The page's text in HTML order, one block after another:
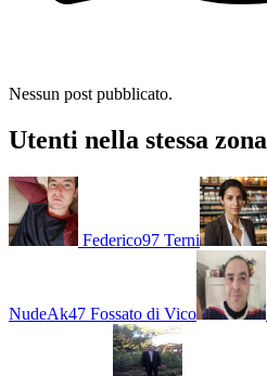
Nessun post pubblicato.
Utenti nella stessa zona
Federico97 Terni
NudeAk47 Fossato di Vico